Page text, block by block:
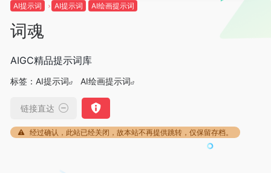
AI提示词 AI提示词 AI绘画提示词
词魂
AIGC精品提示词库
标签： AI提示词 AI绘画提示词
链接直达
经过确认，此站已经关闭，故本站不再提供跳转，仅保留存档。